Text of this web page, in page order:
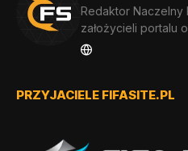
Redaktor Naczelny
założycieli portalu
PRZYJACIELE FIFASITE.PL